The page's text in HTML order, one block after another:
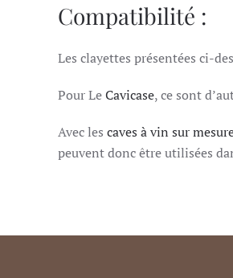
Compatibilité :
Les clayettes présentées ci-
Pour LeCavicase, ce sont
Avec les caves à vin sur
peuvent donc être utilisées